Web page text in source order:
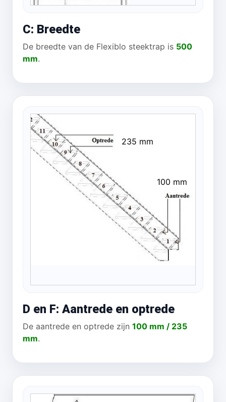
C: Breedte
De breedte van de Flexiblo steektrap is 500
mm.
235 mm
100 mm
D en F: Aantrede en optrede
De aantrede en optrede zijn 100 mm / 235
mm.